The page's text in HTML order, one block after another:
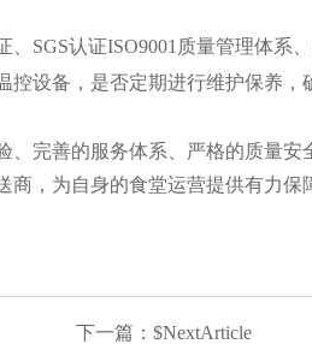
SGS认证ISO9001质量管理体
设备，是否定期进行维护保养，
完善的服务体系、严格的质量
，为自身的食堂运营提供有力保
下一篇：$NextArticle